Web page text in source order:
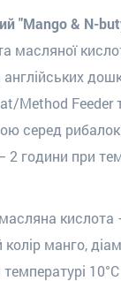
"Mango & N-
масляної
англійських
Method Feeder
серед
години при
кислота
колір манго,